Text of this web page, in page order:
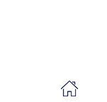
Collecteo